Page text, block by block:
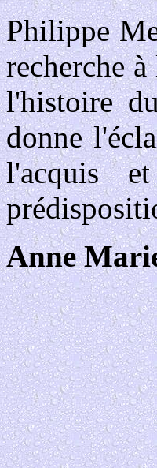
Philippe
recherche
l'histoire
donne
l'acquis
Anne